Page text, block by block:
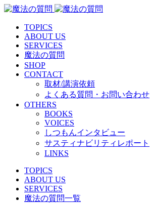
TOPICS
ABOUT US
SERVICES
魔法の質問
SHOP
CONTACT
取材/講演依頼
よくある質問・お問い合わせ
OTHERS
BOOKS
VOICES
しつもんインタビュー
サスティナビリティレポート
LINKS
TOPICS
ABOUT US
SERVICES
魔法の質問一覧